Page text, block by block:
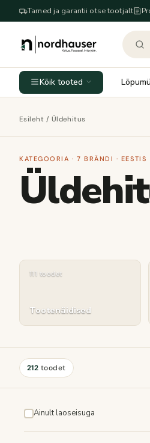
Tarned ja garantii otse tootjalt
Kõik tooted
Esileht / Üldehitus
KATEGOORIA · 7 BRÄNDI · EESTIS
111 toodet
Tootenäidised
212 toodet
Ainult laoseisuga